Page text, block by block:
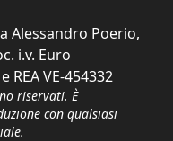
Alessandro Poerio,
i.v. Euro
REA VE-454332
riservati. È
con qualsiasi